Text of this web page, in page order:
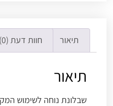
תיאור חוות דעת (0)
תיאור
שבלונת נוחה לשימוש